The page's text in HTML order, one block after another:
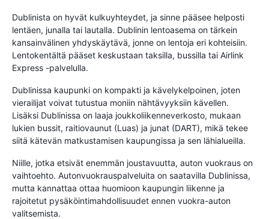
Dublinista on hyvät kulkuyhteydet, ja sinne pääsee helposti
lentäen, junalla tai lautalla. Dublinin lentoasema on tärkein
kansainvälinen yhdyskäytävä, jonne on lentoja eri kohteisiin.
Lentokentältä pääset keskustaan taksilla, bussilla tai Airlink
Express -palvelulla.
Dublinissa kaupunki on kompakti ja kävelykelpoinen, joten
vierailijat voivat tutustua moniin nähtävyyksiin kävellen.
Lisäksi Dublinissa on laaja joukkoliikenneverkosto, mukaan
lukien bussit, raitiovaunut (Luas) ja junat (DART), mikä tekee
siitä kätevän matkustamisen kaupungissa ja sen lähialueilla.
Niille, jotka etsivät enemmän joustavuutta, auton vuokraus on
vaihtoehto. Autonvuokrauspalveluita on saatavilla Dublinissa,
mutta kannattaa ottaa huomioon kaupungin liikenne ja
rajoitetut pysäköintimahdollisuudet ennen vuokra-auton
valitsemista.